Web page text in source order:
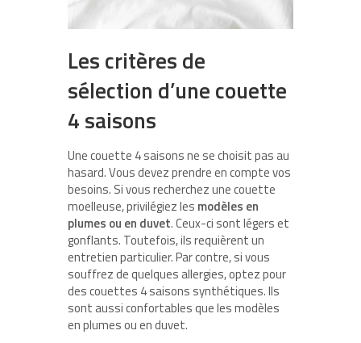
Les critères de
sélection d’une couette
4 saisons
Une couette 4 saisons ne se choisit pas au
hasard. Vous devez prendre en compte vos
besoins. Si vous recherchez une couette
moelleuse, privilégiez les modèles en
plumes ou en duvet. Ceux-ci sont légers et
gonflants. Toutefois, ils requièrent un
entretien particulier. Par contre, si vous
souffrez de quelques allergies, optez pour
des couettes 4 saisons synthétiques. Ils
sont aussi confortables que les modèles
en plumes ou en duvet.